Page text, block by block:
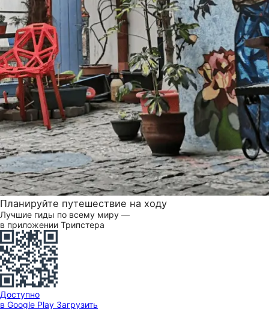
Планируйте путешествие на ходу
Лучшие гиды по всему миру —
в приложении Трипстера
Доступно
в Google Play Загрузить